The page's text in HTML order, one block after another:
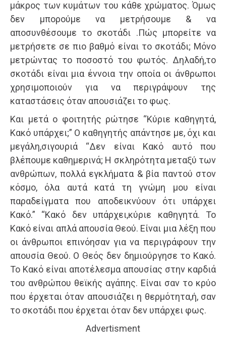
μάκρος των κυμάτων του κάθε χρώματος. Όμως
δεν μπορούμε να μετρήσουμε & να
αποσυνθέσουμε το σκοτάδι .Πώς μπορείτε να
μετρήσετε σε πιο βαθμό είναι το σκοτάδι; Μόνο
μετρώντας το ποσοστό του φωτός. Δηλαδή,το
σκοτάδι είναι μια έννοια την οποία οι άνθρωποι
χρησιμοποιούν για να περιγράψουν της
καταστάσεις όταν απουσιάζει το φως.
Και μετά ο φοιτητής ρώτησε “Κύριε καθηγητά,
Κακό υπάρχει;” Ο καθηγητής απάντησε με, όχι και
μεγάλη,σιγουριά “Δεν είναι Κακό αυτό που
βλέπουμε καθημερινά; Η σκληρότητα μεταξύ των
ανθρώπων, πολλά εγκλήματα & βία παντού στον
κόσμο, όλα αυτά κατά τη γνώμη μου είναι
παραδείγματα που αποδεικνύουν ότι υπάρχει
Κακό.” “Κακό δεν υπάρχει,κύριε καθηγητά. Το
Κακό είναι απλά απουσία Θεού. Είναι μια λέξη που
οι άνθρωποι επινόησαν για να περιγράφουν την
απουσία Θεού. Ο Θεός δεν δημιούργησε το Κακό.
Το Κακό είναι αποτέλεσμα απουσίας στην καρδιά
του ανθρώπου θεϊκής αγάπης. Είναι σαν το κρύο
που έρχεται όταν απουσιάζει η θερμότητα,ή, σαν
το σκοτάδι που έρχεται όταν δεν υπάρχει φως.
Advertisment